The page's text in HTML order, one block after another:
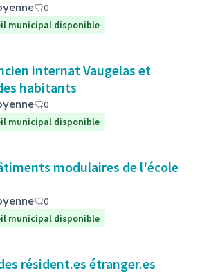
0
municipal disponible
internat Vaugelas et
habitants
0
municipal disponible
modulaires de l'école
0
municipal disponible
résident.es étranger.es